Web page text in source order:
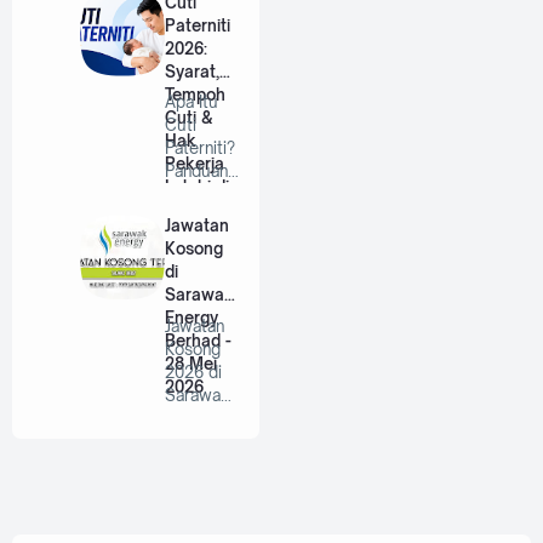
…
Paterniti
2026:
Syarat,
Tempoh
Cuti &
Hak
Pekerja
Lelaki di
Apa Itu
Cuti
Paterniti?
Panduan
Untuk
Bap…
Jawatan
Kosong
di
Sarawak
Energy
Berhad -
28 Mei
2026
Jawatan
Kosong
2026 di
Sarawak